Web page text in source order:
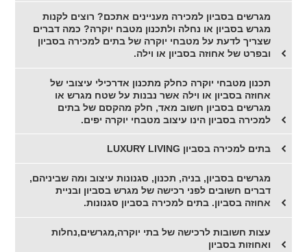
מגרשים בסביון למכירה מעניינים אתכם? רוצים לקנות
מגרש בסביון או נחלה ולתכנון מטבח יוקרה? כמה דברים
שצריך לדעת על מטבחי יוקרה של בתים למכירה בסביון
ובפרט של אחוזה בסביון או וילה.
תכנון מטבחי יוקרה כחלק מתכנון אדרכילי עיצובי של
אחוזה בסביון או וילה אשר נבנות על שטח מגרש או
מגרשים בסביון חשוב מאד, חלק מהקסם של בתים
למכירה בסביון הינו עיצוב מטבחי יוקרה יפים.
בתים למכירה בסביון LUXURY LIVING
מגרשים בסביון, בניה, תכנון, סגנונות עיצוב ומה שביניהם,
דברים חשובים לפני רכישה של מגרש בסביון ובניית
אחוזה בסביון. בתים למכירה בסביון סגנונות.
עצות חשובות לרכישה של בתי יוקרה,מגרשים,נחלות
ואחוזות בסביון